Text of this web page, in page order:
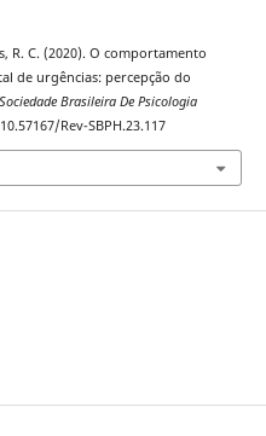
R. C. (2020). O comportamento
de urgências: percepção do
Brasileira De Psicologia
Rev-SBPH.23.117